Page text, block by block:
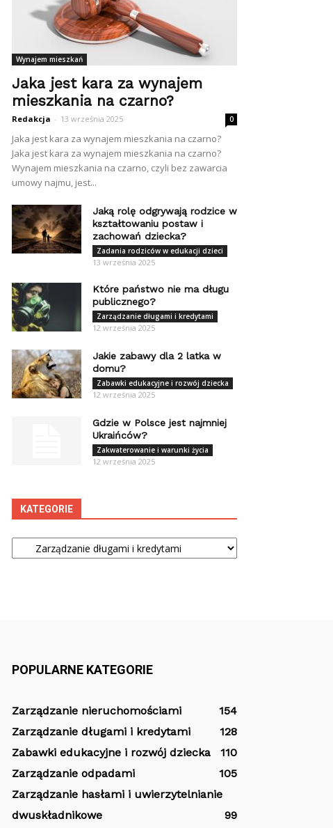
Wynajem mieszkań
Jaka jest kara za wynajem
mieszkania na czarno?
Redakcja - 13 września 2025 0
Jaka jest kara za wynajem mieszkania na czarno?
Jaka jest kara za wynajem mieszkania na czarno?
Wynajem mieszkania na czarno, czyli bez zawarcia
umowy najmu, jest...
Jaką rolę odgrywają rodzice w
kształtowaniu postaw i
zachowań dziecka?
Zadania rodziców w edukacji dzieci
13 września 2025
Które państwo nie ma długu
publicznego?
Zarządzanie długami i kredytami
12 września 2025
Jakie zabawy dla 2 latka w
domu?
Zabawki edukacyjne i rozwój dziecka
12 września 2025
Gdzie w Polsce jest najmniej
Ukraińców?
Zakwaterowanie i warunki życia
12 września 2025
KATEGORIE
Kategorie
POPULARNE KATEGORIE
Zarządzanie nieruchomościami
154
Zarządzanie długami i kredytami
128
Zabawki edukacyjne i rozwój dziecka
110
Zarządzanie odpadami
105
Zarządzanie hasłami i uwierzytelnianie
dwuskładnikowe
99